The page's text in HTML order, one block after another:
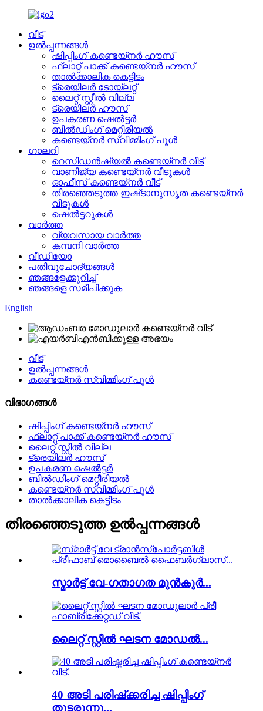
വീട്
ഉൽപ്പന്നങ്ങൾ
ഷിപ്പിംഗ് കണ്ടെയ്നർ ഹൗസ്
ഫ്ലാറ്റ് പാക്ക് കണ്ടെയ്നർ ഹൗസ്
താൽക്കാലിക കെട്ടിടം
ട്രെയിലർ ടോയ്ലറ്റ്
ലൈറ്റ് സ്റ്റീൽ വില്ല
ട്രെയിലർ ഹൗസ്
ഉപകരണ ഷെൽട്ടർ
ബിൽഡിംഗ് മെറ്റീരിയൽ
കണ്ടെയ്നർ സ്വിമ്മിംഗ് പൂൾ
ഗാലറി
റെസിഡൻഷ്യൽ കണ്ടെയ്നർ വീട്
വാണിജ്യ കണ്ടെയ്നർ വീടുകൾ
ഓഫീസ് കണ്ടെയ്നർ വീട്
തിരഞ്ഞെടുത്ത ഇഷ്‌ടാനുസൃത കണ്ടെയ്‌നർ
വീടുകൾ
ഷെൽട്ടറുകൾ
വാർത്ത
വ്യവസായ വാർത്ത
കമ്പനി വാർത്ത
വീഡിയോ
പതിവുചോദ്യങ്ങൾ
ഞങ്ങളേക്കുറിച്ച്
ഞങ്ങളെ സമീപിക്കുക
English
വീട്
ഉൽപ്പന്നങ്ങൾ
കണ്ടെയ്നർ സ്വിമ്മിംഗ് പൂൾ
വിഭാഗങ്ങൾ
ഷിപ്പിംഗ് കണ്ടെയ്നർ ഹൗസ്
ഫ്ലാറ്റ് പാക്ക് കണ്ടെയ്നർ ഹൗസ്
ലൈറ്റ് സ്റ്റീൽ വില്ല
ട്രെയിലർ ഹൗസ്
ഉപകരണ ഷെൽട്ടർ
ബിൽഡിംഗ് മെറ്റീരിയൽ
കണ്ടെയ്നർ സ്വിമ്മിംഗ് പൂൾ
താൽക്കാലിക കെട്ടിടം
തിരഞ്ഞെടുത്ത ഉൽപ്പന്നങ്ങൾ
സ്മാർട്ട് വേ-ഗതാഗത മുൻകൂർ...
ലൈറ്റ് സ്റ്റീൽ ഘടന മോഡൽ...
40 അടി പരിഷ്‌ക്കരിച്ച ഷിപ്പിംഗ്
തുടരുന്നു...